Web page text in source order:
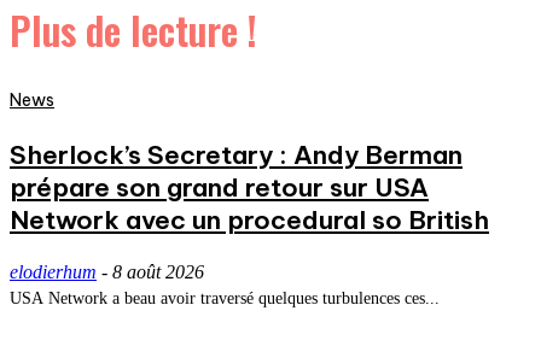
Plus de lecture !
News
Sherlock’s Secretary : Andy Berman
prépare son grand retour sur USA
Network avec un procedural so British
elodierhum - 8 août 2026
USA Network a beau avoir traversé quelques turbulences ces...